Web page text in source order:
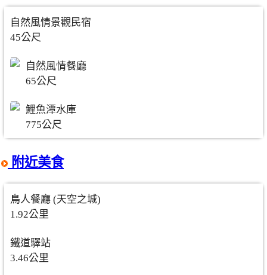
自然風情景觀民宿
45公尺
自然風情餐廳
65公尺
鯉魚潭水庫
775公尺
附近美食
鳥人餐廳 (天空之城)
1.92公里
鐵道驛站
3.46公里